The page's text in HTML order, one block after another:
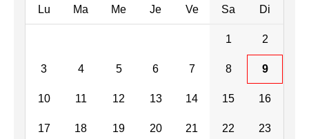
Lu Ma Me Je Ve Sa Di
1 2
3 4 5 6 7 8 9
10 11 12 13 14 15 16
17 18 19 20 21 22 23